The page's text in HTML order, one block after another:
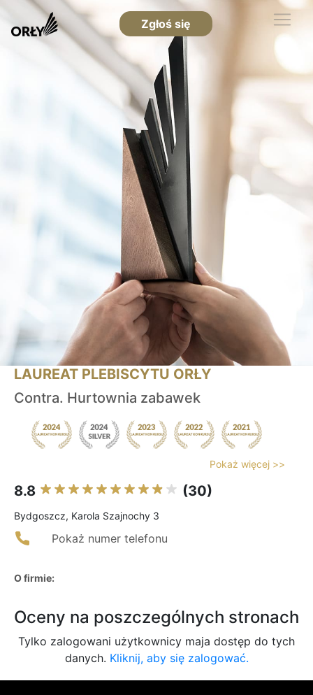
Zgłoś się
LAUREAT PLEBISCYTU ORŁY
Contra. Hurtownia zabawek
Pokaż więcej >>
8.8 (30)
Bydgoszcz, Karola Szajnochy 3
Pokaż numer telefonu
O firmie:
Oceny na poszczególnych stronach
Tylko zalogowani użytkownicy maja dostęp do tych
danych. Kliknij, aby się zalogować.